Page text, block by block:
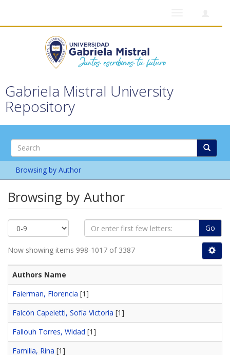
Gabriela Mistral University
Repository
Browsing by Author
Browsing by Author
Go
Now showing items 998-1017 of 3387
Authors Name
Faierman, Florencia [1]
Falcón Capeletti, Sofía Victoria [1]
Fallouh Torres, Widad [1]
Familia, Rina [1]